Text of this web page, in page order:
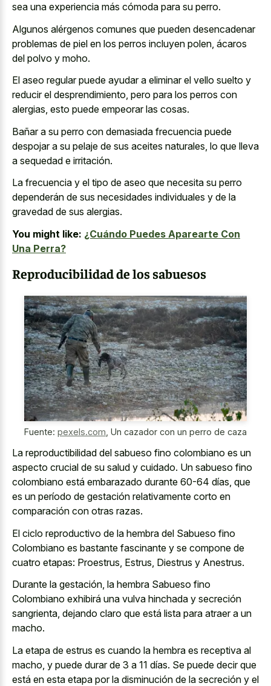
sea una experiencia más cómoda para su perro.
Algunos alérgenos comunes que pueden desencadenar
problemas de piel en los perros incluyen polen, ácaros
del polvo y moho.
El aseo regular puede ayudar a eliminar el vello suelto y
reducir el desprendimiento, pero para los perros con
alergias, esto puede empeorar las cosas.
Bañar a su perro con demasiada frecuencia puede
despojar a su pelaje de sus aceites naturales, lo que lleva
a sequedad e irritación.
La frecuencia y el tipo de aseo que necesita su perro
dependerán de sus necesidades individuales y de la
gravedad de sus alergias.
You might like: ¿Cuándo Puedes Aparearte Con
Una Perra?
Reproducibilidad de los sabuesos
Fuente: pexels.com Un cazador con un perro de caza
La reproductibilidad del sabueso fino colombiano es un
aspecto crucial de su salud y cuidado. Un sabueso fino
colombiano está embarazado durante 60-64 días, que
es un período de gestación relativamente corto en
comparación con otras razas.
El ciclo reproductivo de la hembra del Sabueso fino
Colombiano es bastante fascinante y se compone de
cuatro etapas: Proestrus, Estrus, Diestrus y Anestrus.
Durante la gestación, la hembra Sabueso fino
Colombiano exhibirá una vulva hinchada y secreción
sangrienta, dejando claro que está lista para atraer a un
macho.
La etapa de estrus es cuando la hembra es receptiva al
macho, y puede durar de 3 a 11 días. Se puede decir que
está en esta etapa por la disminución de la secreción y el